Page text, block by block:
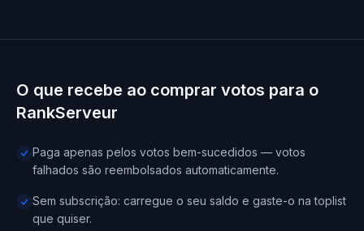
O que recebe ao comprar votos para o
RankServeur
Paga apenas pelos votos bem-sucedidos — votos
falhados são reembolsados automaticamente.
Sem subscrição: carregue o seu saldo e gaste-o na toplist
que quiser.